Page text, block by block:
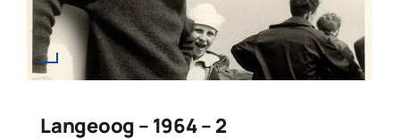
Langeoog – 1964 – 2